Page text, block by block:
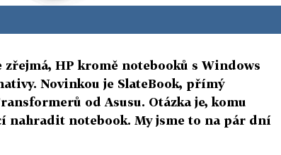
zřejmá, HP kromě notebooků s Windows
Novinkou je SlateBook, přímý
od Asusu. Otázka je, komu
nahradit notebook. My jsme to na pár dní